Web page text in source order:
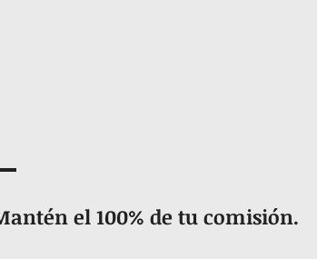
el 100% de tu comisión.